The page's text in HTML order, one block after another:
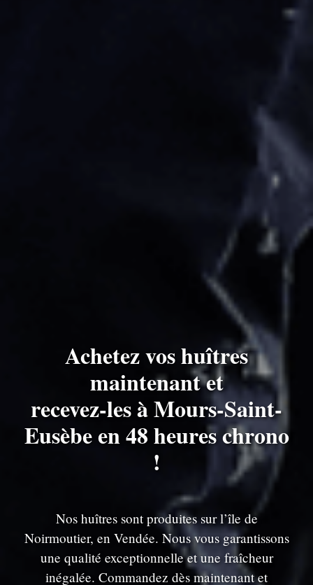
Achetez vos huîtres
maintenant et
recevez-les à Mours-Saint-
Eusèbe en 48 heures chrono
!
Nos huîtres sont produites sur l’île de
Noirmoutier, en Vendée. Nous vous garantissons
une qualité exceptionnelle et une fraîcheur
inégalée. Commandez dès maintenant et